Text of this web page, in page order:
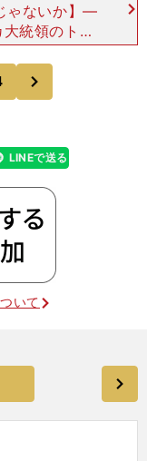
ゃないか】―
統領のトラ
ル・ドラー
寄ってきて
LINEで送る
いて